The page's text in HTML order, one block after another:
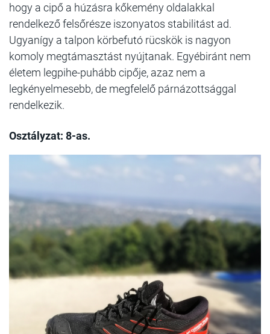
hogy a cipő a húzásra kőkemény oldalakkal
rendelkező felsőrésze iszonyatos stabilitást ad.
Ugyanígy a talpon körbefutó rücskök is nagyon
komoly megtámasztást nyújtanak. Egyébiránt nem
életem legpihe-puhább cipője, azaz nem a
legkényelmesebb, de megfelelő párnázottsággal
rendelkezik.
Osztályzat: 8-as.